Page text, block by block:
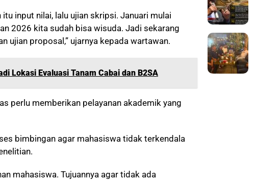
input nilai, lalu ujian skripsi. Januari mulai
2026 kita sudah bisa wisuda. Jadi sekarang
ujian proposal,” ujarnya kepada wartawan.
Lokasi Evaluasi Tanam Cabai dan B2SA
perlu memberikan pelayanan akademik yang
bimbingan agar mahasiswa tidak terkendala
mahasiswa. Tujuannya agar tidak ada